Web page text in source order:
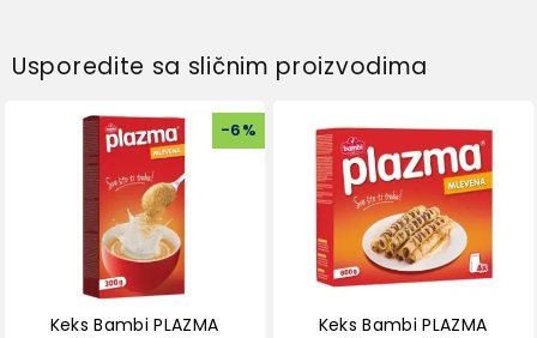
Usporedite sa sličnim proizvodima
-6%
Keks Bambi PLAZMA
Keks Bambi PLAZMA